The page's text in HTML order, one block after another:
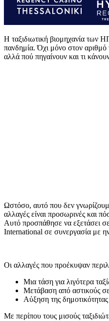
Η ταξιδιωτική βιομηχανία των
πανδημία. Όχι μόνο στον
αλλά πού πηγαίνουν και τι
Ωστόσο, αυτό που δεν
αλλαγές είναι προσωρινές και
Αυτό προσπάθησε να εξετάσει
International σε συνεργασία με
Οι αλλαγές που προέκυψαν
Μια τάση για λιγότερα
Μετάβαση από αστικούς
Αύξηση της
Με περίπου τους μισούς